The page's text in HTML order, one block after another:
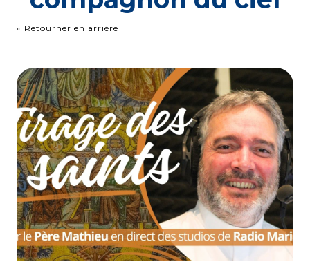
« Retourner en arrière